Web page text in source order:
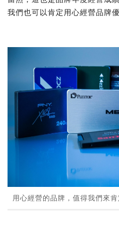
我們也可以肯定用心經營品牌優
用心經營的品牌，值得我們來肯